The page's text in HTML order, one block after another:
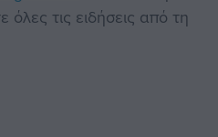
όλες τις ειδήσεις από τη